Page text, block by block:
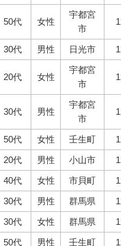
50代 女性
宇都宮
市
30代 男性 日光市
20代 女性
宇都宮
市
30代 男性
宇都宮
市
50代 女性 壬生町
20代 男性 小山市
40代 女性 市貝町
30代 男性 群馬県
30代 女性 群馬県
50代 男性 壬生町